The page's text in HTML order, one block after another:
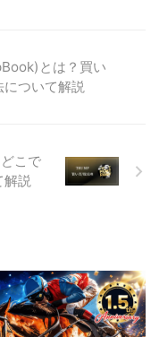
とは？買い
ついて解説
こで
解説